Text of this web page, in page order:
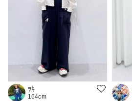
ﾂｷ
164cm